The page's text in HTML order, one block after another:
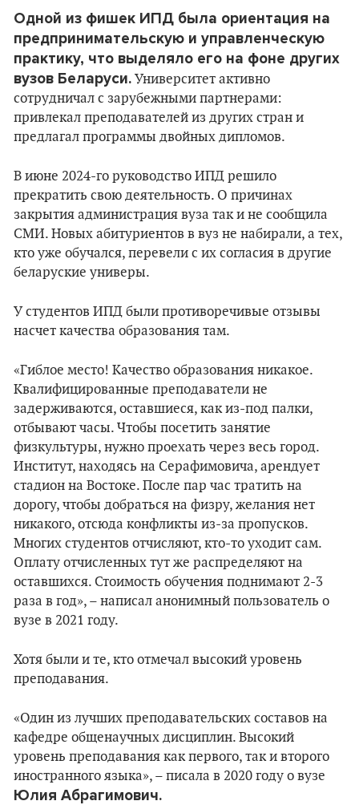
Одной из фишек ИПД была ориентация на
предпринимательскую и управленческую
практику, что выделяло его на фоне других
вузов Беларуси. Университет активно
сотрудничал с зарубежными партнерами:
привлекал преподавателей из других стран и
предлагал программы двойных дипломов​.
В июне 2024-го руководство ИПД решило
прекратить свою деятельность. О причинах
закрытия администрация вуза так и не сообщила
СМИ. Новых абитуриентов в вуз не набирали, а тех,
кто уже обучался, перевели с их согласия в другие
беларуские универы.
У студентов ИПД были противоречивые отзывы
насчет качества образования там.
«Гиблое место! Качество образования никакое.
Квалифицированные преподаватели не
задерживаются, оставшиеся, как из-под палки,
отбывают часы. Чтобы посетить занятие
физкультуры, нужно проехать через весь город.
Институт, находясь на Серафимовича, арендует
стадион на Востоке. После пар час тратить на
дорогу, чтобы добраться на физру, желания нет
никакого, отсюда конфликты из-за пропусков.
Многих студентов отчисляют, кто-то уходит сам.
Оплату отчисленных тут же распределяют на
оставшихся. Стоимость обучения поднимают 2-3
раза в год», – написал анонимный пользователь о
вузе в 2021 году.
Хотя были и те, кто отмечал высокий уровень
преподавания.
«Один из лучших преподавательских составов на
кафедре общенаучных дисциплин. Высокий
уровень преподавания как первого, так и второго
иностранного языка», – писала в 2020 году о вузе
Юлия Абрагимович.